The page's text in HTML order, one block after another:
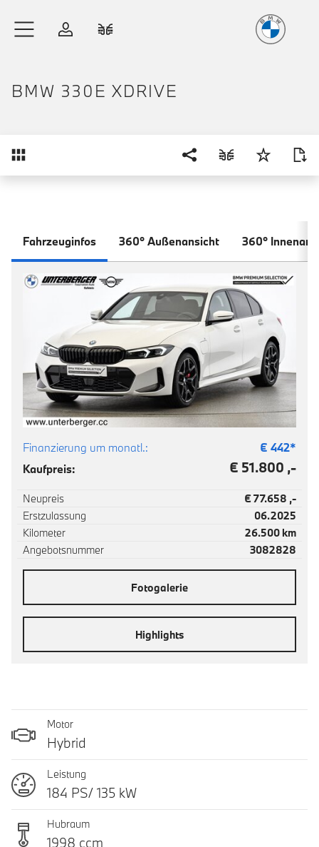
Anmelden
BMW 330E XDRIVE
Fahrzeuginfos 360° Außenansicht 360°
Finanzierung um monatl.: € 442*
Kaufpreis:
€ 51.800 ,-
Neupreis
€ 77.658 ,-
Erstzulassung
06.2025
Kilometer
26.500 km
Angebotsnummer
3082828
Fotogalerie
Highlights
Motor
Hybrid
Leistung
184 PS/ 135 kW
Hubraum
1998 ccm